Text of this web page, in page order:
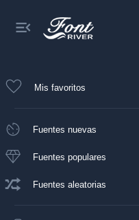
Mis favoritos
Fuentes nuevas
Fuentes populares
Fuentes aleatorias